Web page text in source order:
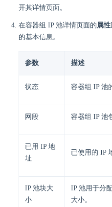
开其详情页面。
在容器组 IP 池详情页面的属性
的基本信息。
参数 描述
状态 容器组 IP 池
网段 容器组 IP 池
已用 IP 地
址
已使用的 IP
IP 池块大
小
IP 池用于分
大小。